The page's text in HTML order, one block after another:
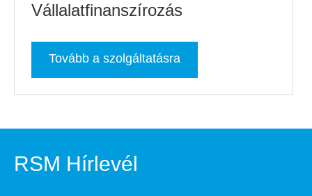
Vállalatfinanszírozás
Tovább a szolgáltatásra
RSM Hírlevél